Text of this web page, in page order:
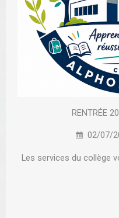
RENTRÉE
02/07/
Les services du collège